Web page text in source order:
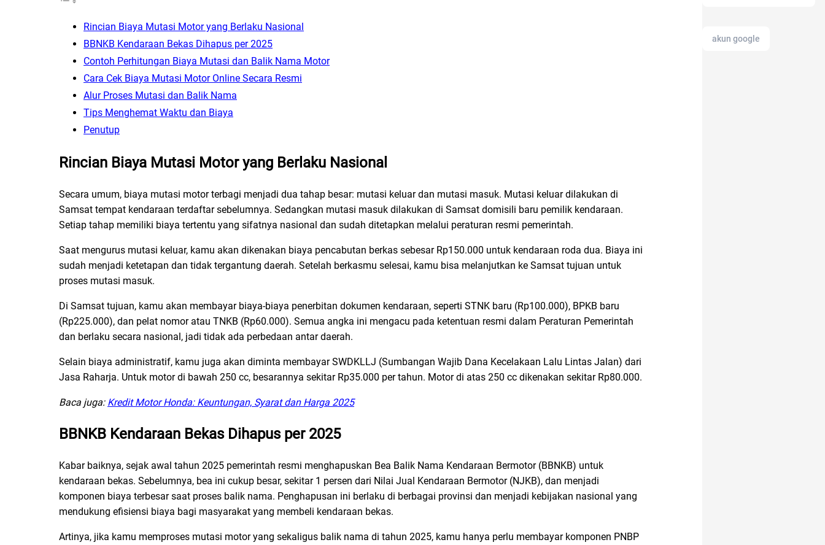
Rincian Biaya Mutasi Motor yang Berlaku Nasional
BBNKB Kendaraan Bekas Dihapus per 2025
Contoh Perhitungan Biaya Mutasi dan Balik Nama Motor
Cara Cek Biaya Mutasi Motor Online Secara Resmi
Alur Proses Mutasi dan Balik Nama
Tips Menghemat Waktu dan Biaya
Penutup
Rincian Biaya Mutasi Motor yang Berlaku Nasional
Secara umum, biaya mutasi motor terbagi menjadi dua tahap besar: mutasi keluar dan mutasi masuk. Mutasi keluar dilakukan di
Samsat tempat kendaraan terdaftar sebelumnya. Sedangkan mutasi masuk dilakukan di Samsat domisili baru pemilik kendaraan.
Setiap tahap memiliki biaya tertentu yang sifatnya nasional dan sudah ditetapkan melalui peraturan resmi pemerintah.
Saat mengurus mutasi keluar, kamu akan dikenakan biaya pencabutan berkas sebesar Rp150.000 untuk kendaraan roda dua. Biaya ini
sudah menjadi ketetapan dan tidak tergantung daerah. Setelah berkasmu selesai, kamu bisa melanjutkan ke Samsat tujuan untuk
proses mutasi masuk.
Di Samsat tujuan, kamu akan membayar biaya-biaya penerbitan dokumen kendaraan, seperti STNK baru (Rp100.000), BPKB baru
(Rp225.000), dan pelat nomor atau TNKB (Rp60.000). Semua angka ini mengacu pada ketentuan resmi dalam Peraturan Pemerintah
dan berlaku secara nasional, jadi tidak ada perbedaan antar daerah.
Selain biaya administratif, kamu juga akan diminta membayar SWDKLLJ (Sumbangan Wajib Dana Kecelakaan Lalu Lintas Jalan) dari
Jasa Raharja. Untuk motor di bawah 250 cc, besarannya sekitar Rp35.000 per tahun. Motor di atas 250 cc dikenakan sekitar Rp80.000.
Baca juga: Kredit Motor Honda: Keuntungan, Syarat dan Harga 2025
BBNKB Kendaraan Bekas Dihapus per 2025
Kabar baiknya, sejak awal tahun 2025 pemerintah resmi menghapuskan Bea Balik Nama Kendaraan Bermotor (BBNKB) untuk
kendaraan bekas. Sebelumnya, bea ini cukup besar, sekitar 1 persen dari Nilai Jual Kendaraan Bermotor (NJKB), dan menjadi
komponen biaya terbesar saat proses balik nama. Penghapusan ini berlaku di berbagai provinsi dan menjadi kebijakan nasional yang
mendukung efisiensi biaya bagi masyarakat yang membeli kendaraan bekas.
Artinya, jika kamu memproses mutasi motor yang sekaligus balik nama di tahun 2025, kamu hanya perlu membayar komponen PNBP
akun google